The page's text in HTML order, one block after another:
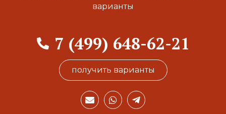
варианты
7 (499) 648-62-21
получить варианты
E
n
W
h
T
e